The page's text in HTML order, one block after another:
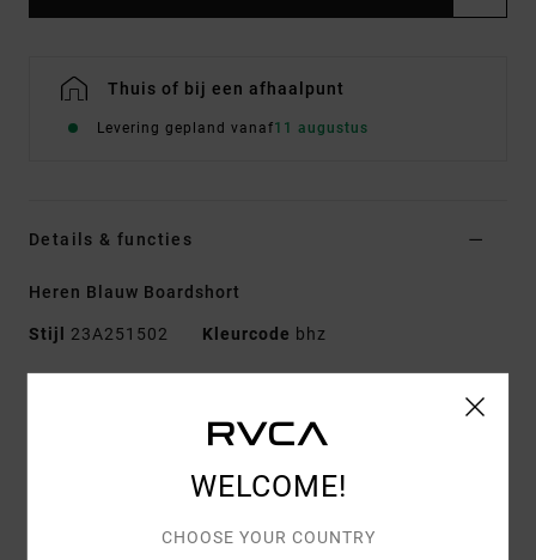
Thuis of bij een afhaalpunt
Levering gepland vanaf11 augustus
Details & functies
Heren Blauw Boardshort
Stijl 23A251502 Kleurcode bhz
Dobby geweven 4-way stretch stof van 94%
Verfbehandeling: Met pigment overgeverfd
Elastische tailleband
WELCOME!
CHOOSE YOUR COUNTRY